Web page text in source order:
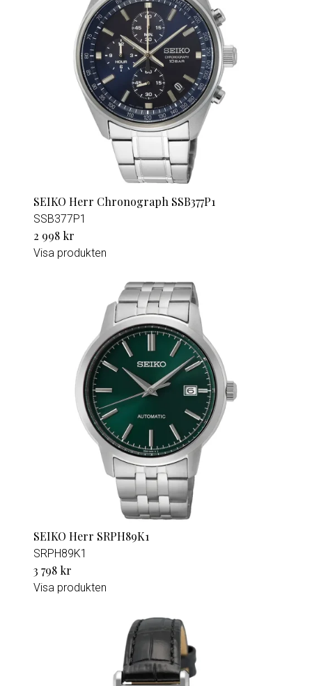
SEIKO Herr Chronograph SSB377P1
SSB377P1
2 998 kr
Visa produkten
SEIKO Herr SRPH89K1
SRPH89K1
3 798 kr
Visa produkten